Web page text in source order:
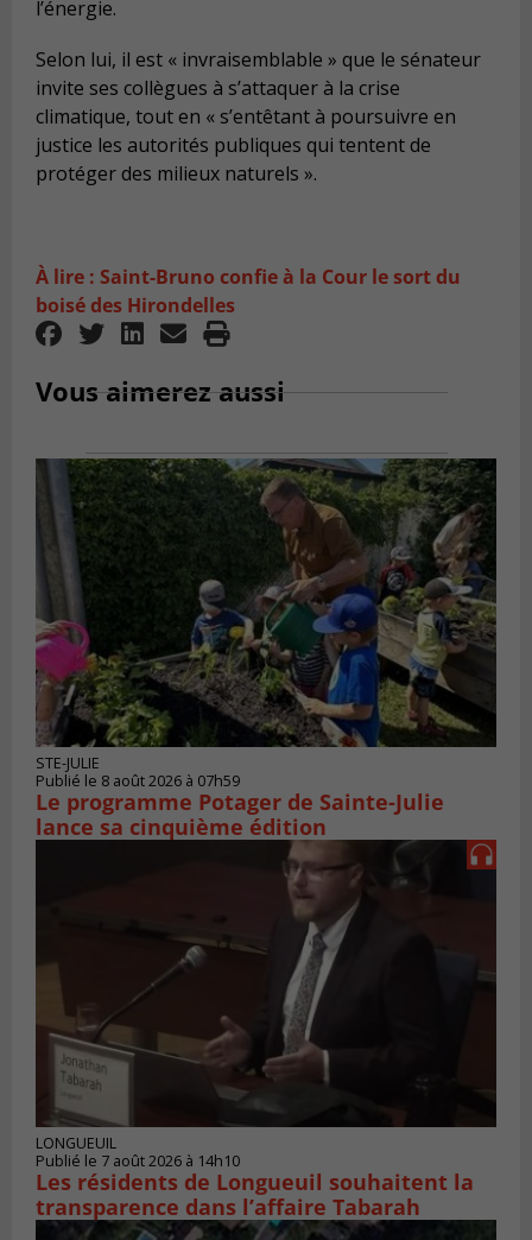
l’énergie.
Selon lui, il est « invraisemblable » que le sénateur
invite ses collègues à s’attaquer à la crise
climatique, tout en « s’entêtant à poursuivre en
justice les autorités publiques qui tentent de
protéger des milieux naturels ».
À lire : Saint-Bruno confie à la Cour le sort du
boisé des Hirondelles
Vous aimerez aussi
STE-JULIE
Publié le 8 août 2026 à 07h59
Le programme Potager de Sainte-Julie
lance sa cinquième édition
LONGUEUIL
Publié le 7 août 2026 à 14h10
Les résidents de Longueuil souhaitent la
transparence dans l’affaire Tabarah